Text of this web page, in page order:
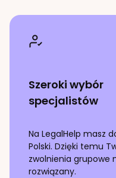
Szeroki wybór
specjalistów
Na LegalHelp masz
Polski. Dzięki temu
zwolnienia grupowe
rozwiązany.